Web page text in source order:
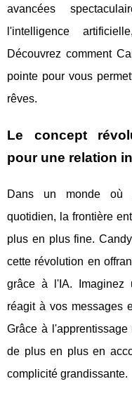
avancées
l'intelligence
Découvrez comment
pointe pour vous
rêves.
Le concept
pour une relation
Dans un monde où
quotidien, la frontière
plus en plus fine.
cette révolution en
grâce à l'IA. Imaginez
réagit à vos messages
Grâce à
de plus en plus en
complicité grandissante.